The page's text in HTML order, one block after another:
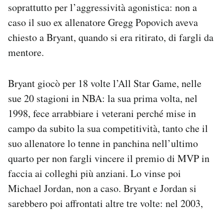
soprattutto per l’aggressività agonistica: non a
caso il suo ex allenatore Gregg Popovich aveva
chiesto a Bryant, quando si era ritirato, di fargli da
mentore.
Bryant giocò per 18 volte l’All Star Game, nelle
sue 20 stagioni in NBA: la sua prima volta, nel
1998, fece arrabbiare i veterani perché mise in
campo da subito la sua competitività, tanto che il
suo allenatore lo tenne in panchina nell’ultimo
quarto per non fargli vincere il premio di MVP in
faccia ai colleghi più anziani. Lo vinse poi
Michael Jordan, non a caso. Bryant e Jordan si
sarebbero poi affrontati altre tre volte: nel 2003,